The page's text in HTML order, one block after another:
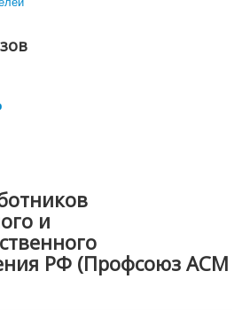
заместители Председателя
ЦК Профсоюза
комиссия ЦК Профсоюза АСМ
Профсоюза АСМ РФ по охране труда и
опасности
Профсоюза по вопросам профсоюзного
молодежной политики и
работы в Профсоюзе АСМ РФ
Профсоюза АСМ РФ по социально-
и
РФ (Профсоюз АСМ